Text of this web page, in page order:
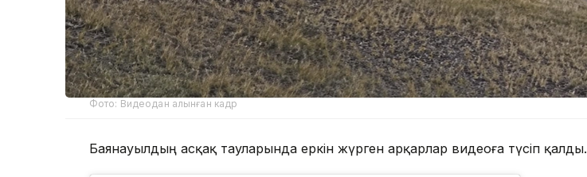
Фото: Видеодан алынған кадр
Баянауылдың асқақ тауларында еркін жүрген арқарлар видеоға түсіп қалды.